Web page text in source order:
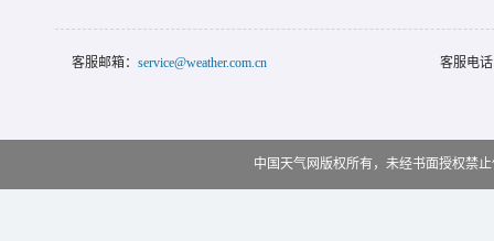
客服邮箱： service@weather.com.cn 客服电
中国天气网版权所有，未经书面授权